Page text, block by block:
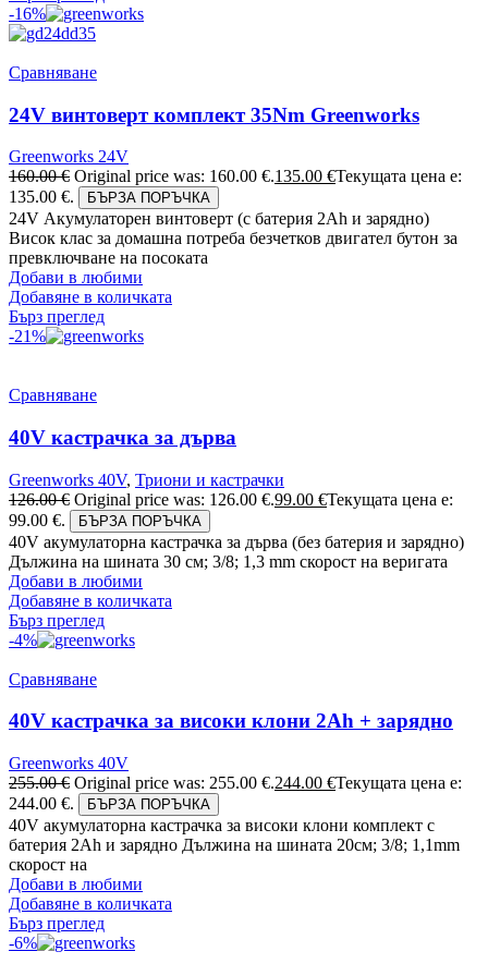
-16%
Сравняване
24V винтоверт комплект 35Nm Greenworks
Greenworks 24V
160.00€ Original price was: 160.00 €.135.00 €Текущата цена е:
135.00 €.
БЪРЗА ПОРЪЧКА
24V Акумулаторен винтоверт (с батерия 2Аh и зарядно)
Висок клас за домашна потреба безчетков двигател бутон за
превключване на посоката
Добави в любими
Добавяне в количката
Бърз преглед
-21%
Сравняване
40V кастрачка за дърва
Greenworks 40V, Триони и кастрачки
126.00€ Original price was: 126.00 €.99.00 €Текущата цена е:
99.00 €.
БЪРЗА ПОРЪЧКА
40V акумулаторна кастрачка за дърва (без батерия и зарядно)
Дължина на шината 30 см; 3/8; 1,3 mm скорост на веригата
Добави в любими
Добавяне в количката
Бърз преглед
-4%
Сравняване
40V кастрачка за високи клони 2Ah + зарядно
Greenworks 40V
255.00€ Original price was: 255.00 €.244.00 €Текущата цена е:
244.00 €.
БЪРЗА ПОРЪЧКА
40V акумулаторна кастрачка за високи клони комплект с
батерия 2Ah и зарядно Дължина на шината 20см; 3/8; 1,1mm
скорост на
Добави в любими
Добавяне в количката
Бърз преглед
-6%